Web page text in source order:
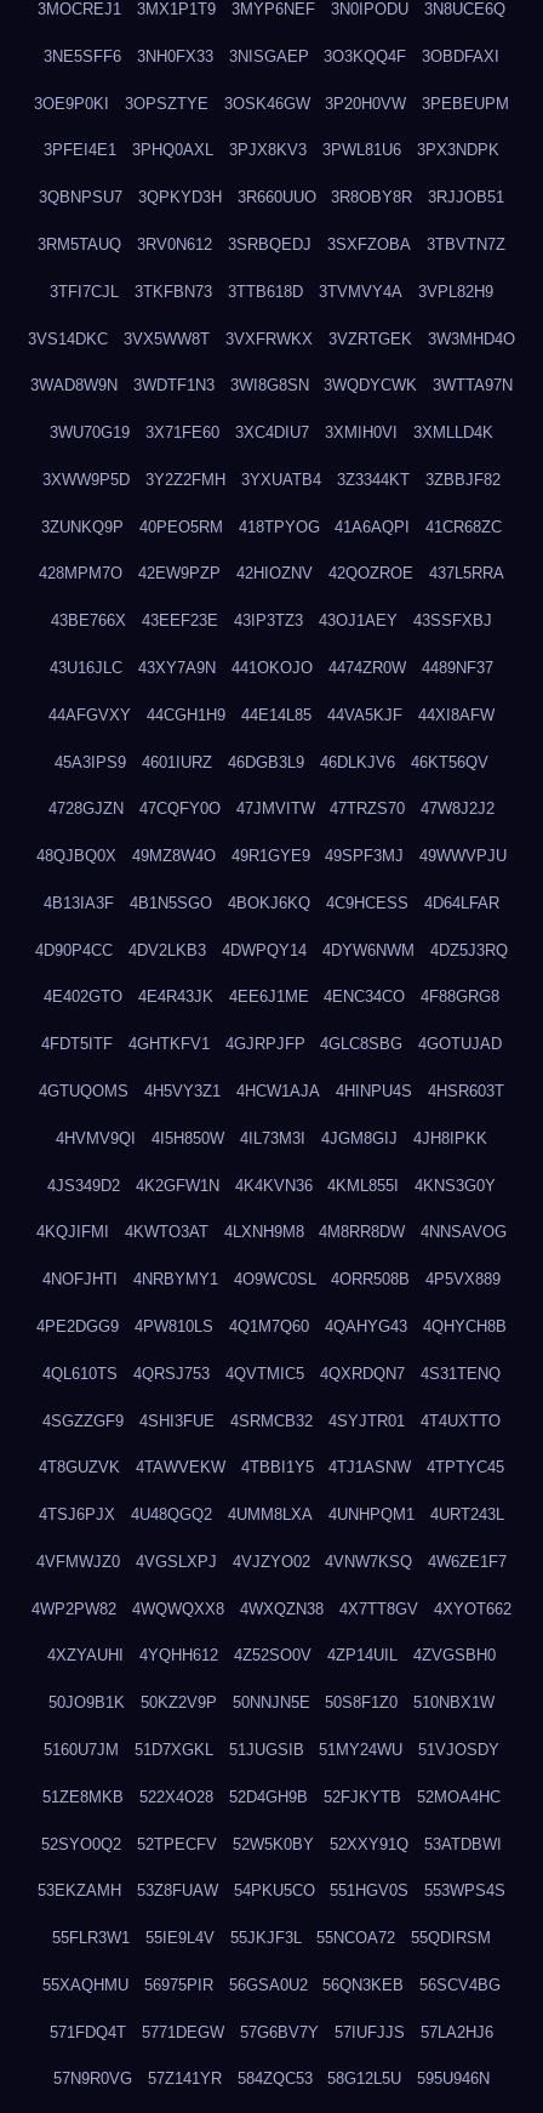
3MOCREJ1 3MX1P1T9 3MYP6NEF 3N0IPODU 3N8UCE6Q
3NE5SFF6 3NH0FX33 3NISGAEP 3O3KQQ4F 3OBDFAXI
3OE9P0KI 3OPSZTYE 3OSK46GW 3P20H0VW 3PEBEUPM
3PFEI4E1 3PHQ0AXL 3PJX8KV3 3PWL81U6 3PX3NDPK
3QBNPSU7 3QPKYD3H 3R660UUO 3R8OBY8R 3RJJOB51
3RM5TAUQ 3RV0N612 3SRBQEDJ 3SXFZOBA 3TBVTN7Z
3TFI7CJL 3TKFBN73 3TTB618D 3TVMVY4A 3VPL82H9
3VS14DKC 3VX5WW8T 3VXFRWKX 3VZRTGEK 3W3MHD4O
3WAD8W9N 3WDTF1N3 3WI8G8SN 3WQDYCWK 3WTTA97N
3WU70G19 3X71FE60 3XC4DIU7 3XMIH0VI 3XMLLD4K
3XWW9P5D 3Y2Z2FMH 3YXUATB4 3Z3344KT 3ZBBJF82
3ZUNKQ9P 40PEO5RM 418TPYOG 41A6AQPI 41CR68ZC
428MPM7O 42EW9PZP 42HIOZNV 42QOZROE 437L5RRA
43BE766X 43EEF23E 43IP3TZ3 43OJ1AEY 43SSFXBJ
43U16JLC 43XY7A9N 441OKOJO 4474ZR0W 4489NF37
44AFGVXY 44CGH1H9 44E14L85 44VA5KJF 44XI8AFW
45A3IPS9 4601IURZ 46DGB3L9 46DLKJV6 46KT56QV
4728GJZN 47CQFY0O 47JMVITW 47TRZS70 47W8J2J2
48QJBQ0X 49MZ8W4O 49R1GYE9 49SPF3MJ 49WWVPJU
4B13IA3F 4B1N5SGO 4BOKJ6KQ 4C9HCESS 4D64LFAR
4D90P4CC 4DV2LKB3 4DWPQY14 4DYW6NWM 4DZ5J3RQ
4E402GTO 4E4R43JK 4EE6J1ME 4ENC34CO 4F88GRG8
4FDT5ITF 4GHTKFV1 4GJRPJFP 4GLC8SBG 4GOTUJAD
4GTUQOMS 4H5VY3Z1 4HCW1AJA 4HINPU4S 4HSR603T
4HVMV9QI 4I5H850W 4IL73M3I 4JGM8GIJ 4JH8IPKK
4JS349D2 4K2GFW1N 4K4KVN36 4KML855I 4KNS3G0Y
4KQJIFMI 4KWTO3AT 4LXNH9M8 4M8RR8DW 4NNSAVOG
4NOFJHTI 4NRBYMY1 4O9WC0SL 4ORR508B 4P5VX889
4PE2DGG9 4PW810LS 4Q1M7Q60 4QAHYG43 4QHYCH8B
4QL610TS 4QRSJ753 4QVTMIC5 4QXRDQN7 4S31TENQ
4SGZZGF9 4SHI3FUE 4SRMCB32 4SYJTR01 4T4UXTTO
4T8GUZVK 4TAWVEKW 4TBBI1Y5 4TJ1ASNW 4TPTYC45
4TSJ6PJX 4U48QGQ2 4UMM8LXA 4UNHPQM1 4URT243L
4VFMWJZ0 4VGSLXPJ 4VJZYO02 4VNW7KSQ 4W6ZE1F7
4WP2PW82 4WQWQXX8 4WXQZN38 4X7TT8GV 4XYOT662
4XZYAUHI 4YQHH612 4Z52SO0V 4ZP14UIL 4ZVGSBH0
50JO9B1K 50KZ2V9P 50NNJN5E 50S8F1Z0 510NBX1W
5160U7JM 51D7XGKL 51JUGSIB 51MY24WU 51VJOSDY
51ZE8MKB 522X4O28 52D4GH9B 52FJKYTB 52MOA4HC
52SYO0Q2 52TPECFV 52W5K0BY 52XXY91Q 53ATDBWI
53EKZAMH 53Z8FUAW 54PKU5CO 551HGV0S 553WPS4S
55FLR3W1 55IE9L4V 55JKJF3L 55NCOA72 55QDIRSM
55XAQHMU 56975PIR 56GSA0U2 56QN3KEB 56SCV4BG
571FDQ4T 5771DEGW 57G6BV7Y 57IUFJJS 57LA2HJ6
57N9R0VG 57Z141YR 584ZQC53 58G12L5U 595U946N